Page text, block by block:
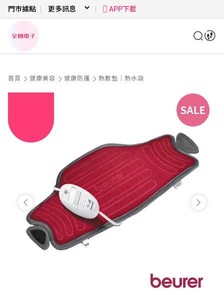
門市據點 APP下載
首頁 健康美容 健康防護 熱敷墊｜熱水袋